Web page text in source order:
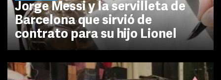
Jorge Messi y la servilleta de
Barcelona que sirvió de
contrato para su hijo Lionel